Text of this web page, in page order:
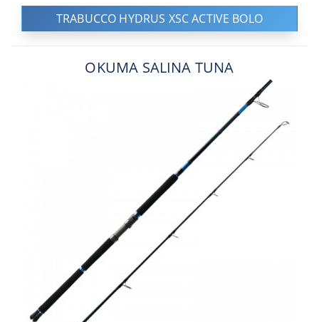
TRABUCCO HYDRUS XSC ACTIVE BOLO
OKUMA SALINA TUNA